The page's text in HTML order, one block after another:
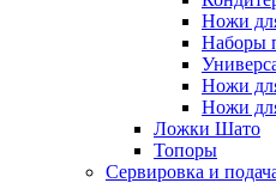
Ножи
Наборы
Ножи
Ножи
Ложки Шато
Топоры
Сервировка и